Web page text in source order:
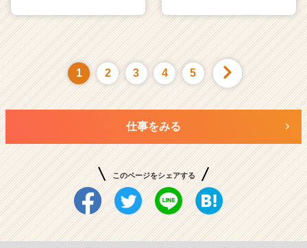
1 2 3 4 5
仕事をみる
このページをシェアする